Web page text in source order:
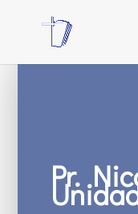
Pr.